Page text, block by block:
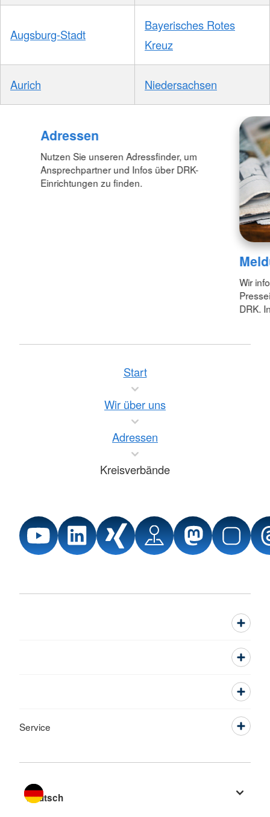
Augsburg-Stadt
Bayerisches Rotes
Kreuz
Aurich Niedersachsen
Adressen
Nutzen Sie unseren Adressfinder, um
Ansprechpartner und Infos über DRK-
Einrichtungen zu finden.
Wir
DRK.
Start
Wir über uns
Adressen
Kreisverbände
Service
Sprache wechseln zu